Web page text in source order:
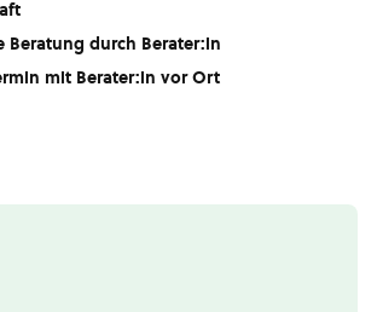
Beratung durch Berater:in
mit Berater:in vor Ort